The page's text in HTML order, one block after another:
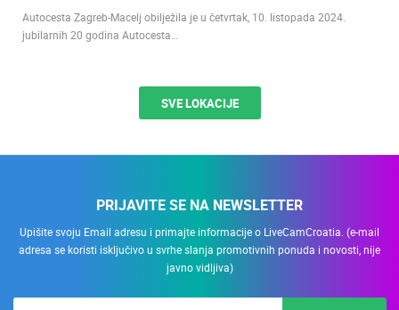
Autocesta Zagreb-Macelj obilježila je u četvrtak, 10. listopada 2024.
jubilarnih 20 godina Autocesta…
SVE LOKACIJE
PRIJAVITE SE NA NEWSLETTER
Upišite svoju Email adresu i primajte informacije o LiveCamCroatia. (e-mail
adresa se koristi isključivo u svrhe slanja promotivnih ponuda i novosti, nije
javno vidljiva)